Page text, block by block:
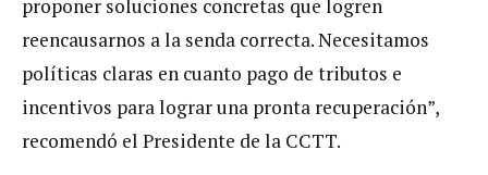
proponer soluciones concretas que logren
reencausarnos a la senda correcta. Necesitamos
políticas claras en cuanto pago de tributos e
incentivos para lograr una pronta recuperación”,
recomendó el Presidente de la CCTT.